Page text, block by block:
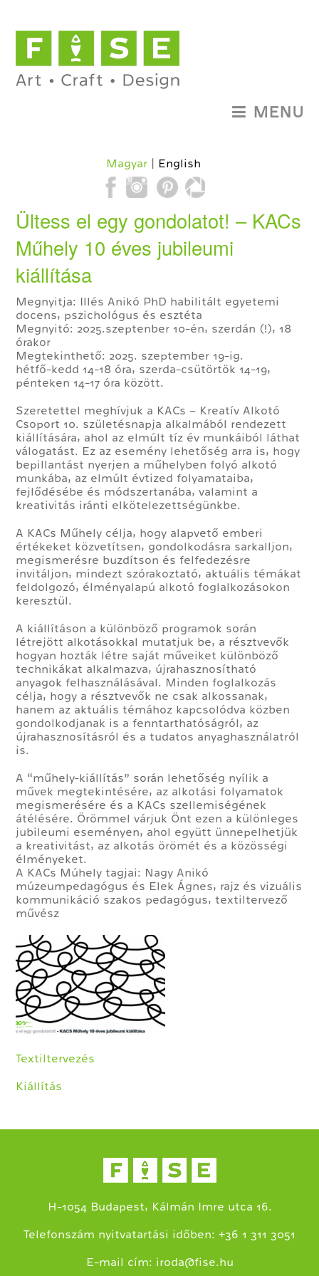
Magyar English
MENU
Ültess el egy gondolatot! – KACs
Műhely 10 éves jubileumi
kiállítása
Megnyitja: Illés Anikó PhD habilitált egyetemi
docens, pszichológus és esztéta
Megnyitó: 2025.szeptenber 10-én, szerdán (!), 18
órakor
Megtekinthető: 2025. szeptember 19-ig.
hétfő-kedd 14-18 óra, szerda-csütörtök 14-19,
pénteken 14-17 óra között.
Szeretettel meghívjuk a KACs – Kreatív Alkotó
Csoport 10. születésnapja alkalmából rendezett
kiállítására, ahol az elmúlt tíz év munkáiból láthat
válogatást. Ez az esemény lehetőség arra is, hogy
bepillantást nyerjen a műhelyben folyó alkotó
munkába, az elmúlt évtized folyamataiba,
fejlődésébe és módszertanába, valamint a
kreativitás iránti elkötelezettségünkbe.
A KACs Műhely célja, hogy alapvető emberi
értékeket közvetítsen, gondolkodásra sarkalljon,
megismerésre buzdítson és felfedezésre
invitáljon, mindezt szórakoztató, aktuális témákat
feldolgozó, élményalapú alkotó foglalkozásokon
keresztül.
A kiállításon a különböző programok során
létrejött alkotásokkal mutatjuk be, a résztvevők
hogyan hozták létre saját műveiket különböző
technikákat alkalmazva, újrahasznosítható
anyagok felhasználásával. Minden foglalkozás
célja, hogy a résztvevők ne csak alkossanak,
hanem az aktuális témához kapcsolódva közben
gondolkodjanak is a fenntarthatóságról, az
újrahasznosításról és a tudatos anyaghasználatról
is.
A “műhely-kiállítás” során lehetőség nyílik a
művek megtekintésére, az alkotási folyamatok
megismerésére és a KACs szellemiségének
átélésére. Örömmel várjuk Önt ezen a különleges
jubileumi eseményen, ahol együtt ünnepelhetjük
a kreativitást, az alkotás örömét és a közösségi
élményeket.
A KACs Múhely tagjai: Nagy Anikó
múzeumpedagógus és Elek Ágnes, rajz és vizuális
kommunikáció szakos pedagógus, textiltervező
művész
Textiltervezés
Kiállítás
H-1054 Budapest, Kálmán Imre utca 16.
Telefonszám nyitvatartási időben: +36 1 311 3051
E-mail cím: iroda@fise.hu